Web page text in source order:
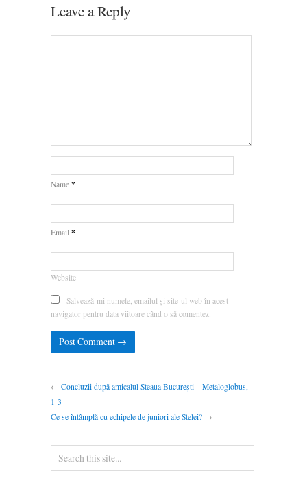
Leave a Reply
Name *
Email *
Website
Salvează-mi numele, emailul și site-ul web în acest
navigator pentru data viitoare când o să comentez.
← Concluzii după amicalul Steaua București – Metaloglobus,
1-3
Ce se întâmplă cu echipele de juniori ale Stelei? →